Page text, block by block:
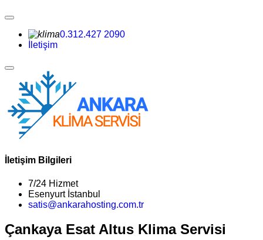
0.312.427 2090
İletişim
İletişim Bilgileri
7/24 Hizmet
Esenyurt İstanbul
satis@ankarahosting.com.tr
Çankaya Esat Altus Klima Servisi